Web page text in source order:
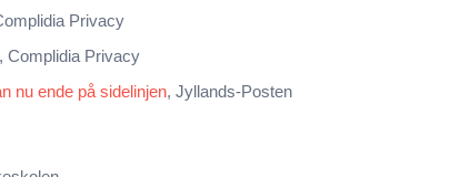
Privacy
, Complidia Privacy
nu ende på sidelinjen, Jyllands-Posten